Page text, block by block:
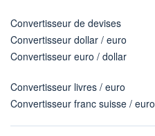
Convertisseur de devises
Convertisseur dollar / euro
Convertisseur euro / dollar
Convertisseur livres / euro
Convertisseur franc suisse / euro